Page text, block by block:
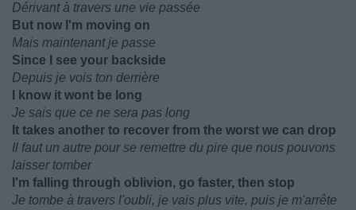
Dérivant à travers une vie passée
But now I'm moving on
Mais maintenant je passe
Since I see your backside
Depuis je vois ton derrière
I know it wont be long
Je sais que ce ne sera pas long
It takes another to recover from the worst we can drop
Il faut un autre pour se remettre du pire que nous pouvons
laisser tomber
I'm falling through oblivion, go faster, then stop
Je tombe à travers l'oubli, je vais plus vite, puis je m'arrête